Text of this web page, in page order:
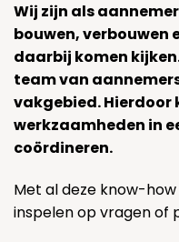
Wij zijn als
bouwen, verbouwen
daarbij komen
team van
vakgebied. Hierdoor
werkzaamheden in
coördineren.
Met al deze know-
inspelen op vragen of